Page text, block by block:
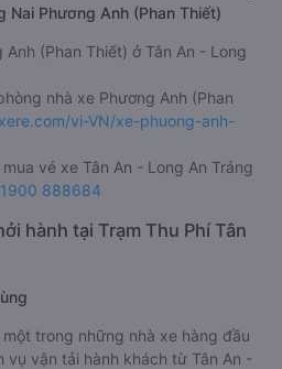
Nai Phương Anh (Phan Thiết)
(Phan Thiết) ở Tân An - Long
nhà xe Phương Anh (Phan
vi-VN/xe-phuong-anh-
vé xe Tân An - Long An Trảng
1900 888684
hành tại Trạm Thu Phí Tân
trong những nhà xe hàng đầu
vụ vận tải hành khách từ Tân An -